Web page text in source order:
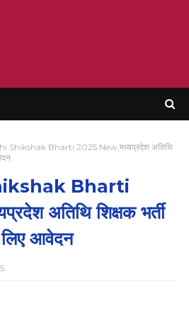
Shikshak Bharti 2025 New,मध्यप्रदेश अतिथि
Bharti
अतिथि शिक्षक भर्ती
आवेदन